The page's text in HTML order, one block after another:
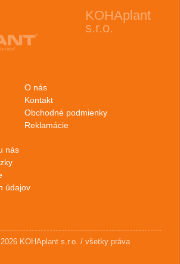
KOHAplant
s.r.o.
O nás
Kontakt
Obchodné podmienky
Reklamácie
nás
údajov
KOHAplant s.r.o. / všetky práva